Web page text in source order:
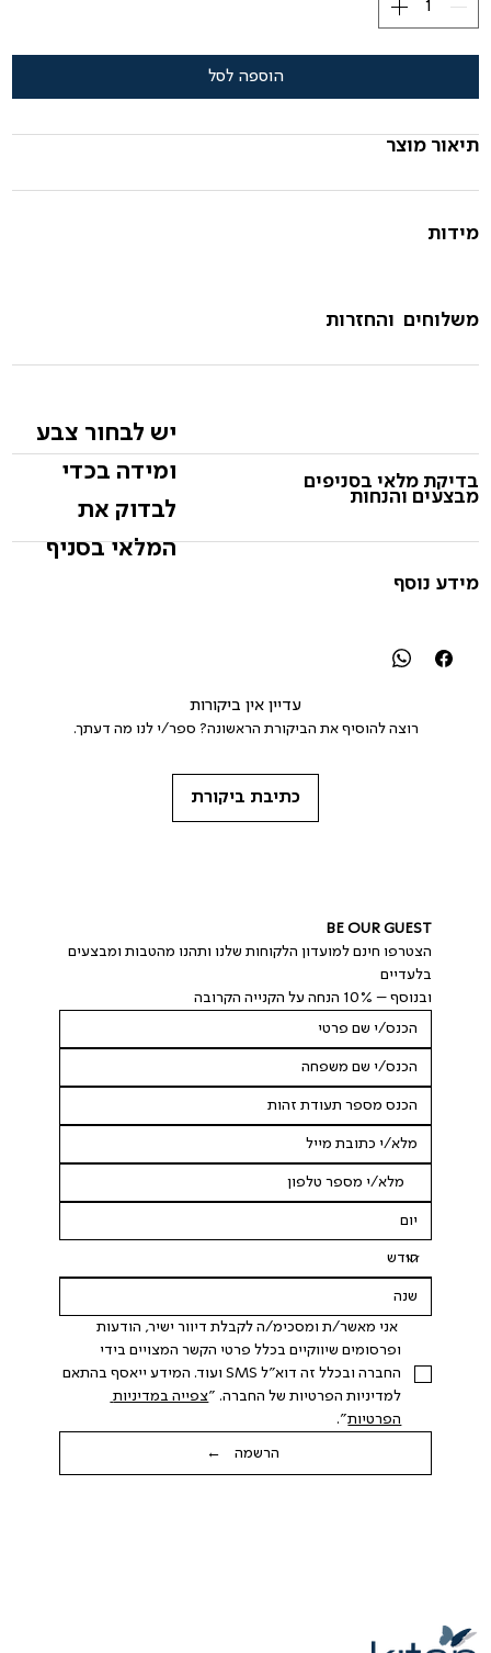
הוספה לסל
תיאור מוצר
מידות
משלוחים והחזרות
יש לבחור צבע
ומידה בכדי
לבדוק את
המלאי בסניף
בדיקת מלאי בסניפים
מבצעים והנחות
מידע נוסף
עדיין אין ביקורות
רוצה להוסיף את הביקורת הראשונה? ספר/י לנו מה דעתך.
כתיבת ביקורת
BE OUR GUEST
הצטרפו חינם למועדון הלקוחות שלנו ותהנו מהטבות ומבצעים
בלעדיים
ובנוסף – 10% הנחה על הקנייה הקרובה
אני מאשר/ת ומסכימ/ה לקבלת דיוור ישיר, הודעות
החברה ובכלל זה דוא"ל SMS ועוד. המידע ייאסף בהתאם
למדיניות הפרטיות של החברה. "
צפייה במדיניות
הפרטיות".
הרשמה ←